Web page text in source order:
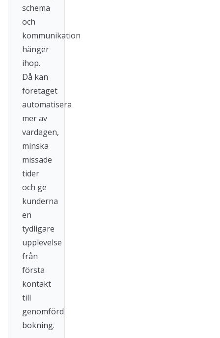
schema
och
kommunikation
hänger
ihop.
Då kan
företaget
automatisera
mer av
vardagen,
minska
missade
tider
och ge
kunderna
en
tydligare
upplevelse
från
första
kontakt
till
genomförd
bokning.